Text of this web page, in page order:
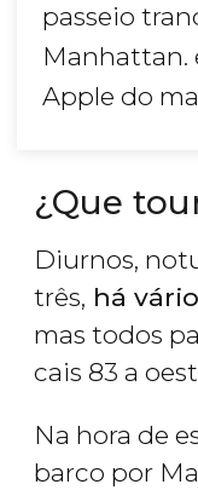
passeio
Manhattan.
Apple do
¿Que
Diurnos,
três, há
mas todos
cais 83 a
Na hora de
barco por